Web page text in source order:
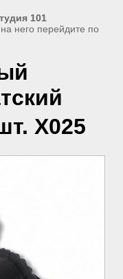
101
него перейдите по
Х025